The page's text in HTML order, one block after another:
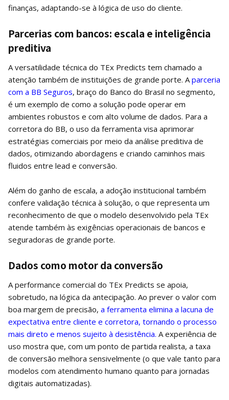
finanças, adaptando-se à lógica de uso do cliente.
Parcerias com bancos: escala e inteligência
preditiva
A versatilidade técnica do TEx Predicts tem chamado a
atenção também de instituições de grande porte. A parceria
com a BB Seguros, braço do Banco do Brasil no segmento,
é um exemplo de como a solução pode operar em
ambientes robustos e com alto volume de dados. Para a
corretora do BB, o uso da ferramenta visa aprimorar
estratégias comerciais por meio da análise preditiva de
dados, otimizando abordagens e criando caminhos mais
fluidos entre lead e conversão.
Além do ganho de escala, a adoção institucional também
confere validação técnica à solução, o que representa um
reconhecimento de que o modelo desenvolvido pela TEx
atende também às exigências operacionais de bancos e
seguradoras de grande porte.
Dados como motor da conversão
A performance comercial do TEx Predicts se apoia,
sobretudo, na lógica da antecipação. Ao prever o valor com
boa margem de precisão, a ferramenta elimina a lacuna de
expectativa entre cliente e corretora, tornando o processo
mais direto e menos sujeito à desistência. A experiência de
uso mostra que, com um ponto de partida realista, a taxa
de conversão melhora sensivelmente (o que vale tanto para
modelos com atendimento humano quanto para jornadas
digitais automatizadas).